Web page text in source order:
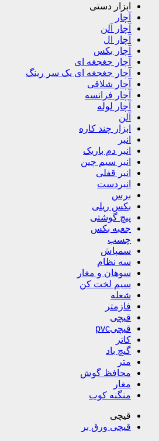
ابزار دستی
آچار
آچار آلن
آچار ال
آچار بکس
آچار جغجغه ای
آچار جغجغه ای یک سر رینگ
آچار شلاقی
آچار فرانسه
آچار لوله
آلن
ابزار چند کاره
انبر
انبر دم باریک
انبر سیم چین
انبر قفلی
انبردست
برس
بکس ریلی
پیچ گوشتی
جعبه بکس
چسب
سمپاش
سه نظام
سوهان و مغار
سیم لخت کن
شعله
فازمتر
قیچی
قیچیpvc
کاتر
گیچ باد
متر
محافظ گوش
مغار
منگنه کوب
قیچی
قیچی ورق بر